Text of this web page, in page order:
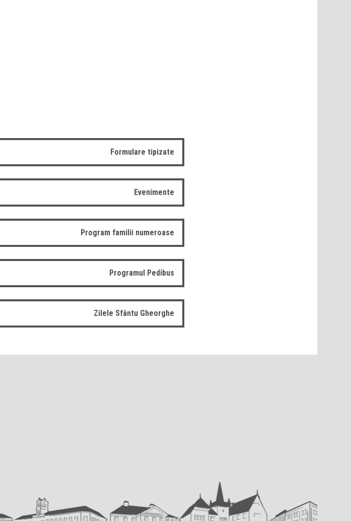
Formulare tipizate
Evenimente
Program familii numeroase
Programul Pedibus
Zilele Sfântu Gheorghe